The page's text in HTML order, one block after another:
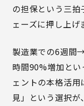
の担保という三拍
ェーズに押し上げ
製造業での6週間
時間90%増加と
ェントの本格活
見」という選択